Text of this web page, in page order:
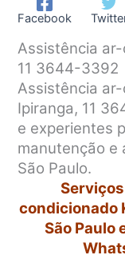
Facebook
Assistência
11 3644-3392
Assistência
Ipiranga, 11
e experientes
manutenção e
São Paulo.
condicionado
São Paulo